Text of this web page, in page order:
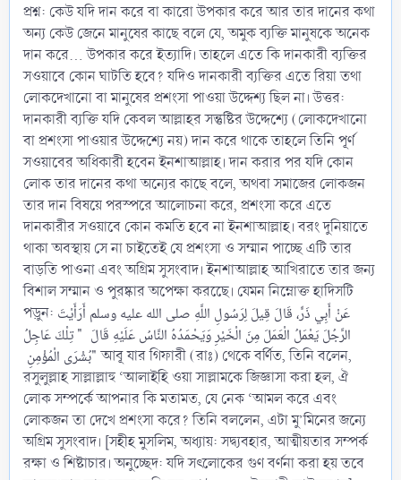
প্রশ্ন: কেউ যদি দান করে বা কারো উপকার করে আর তার দানের কথা
অন্য কেউ জেনে মানুষের কাছে বলে যে, অমুক ব্যক্তি মানুষকে অনেক
দান করে... উপকার করে ইত্যাদি। তাহলে এতে কি দানকারী ব্যক্তির
সওয়াবে কোন ঘাটতি হবে? যদিও দানকারী ব্যক্তির এতে রিয়া তথা
লোকদেখানো বা মানুষের প্রশংসা পাওয়া উদ্দেশ্য ছিল না। উত্তর:
দানকারী ব্যক্তি যদি কেবল আল্লাহর সন্তুষ্টির উদ্দেশ্যে (লোকদেখানো
বা প্রশংসা পাওয়ার উদ্দেশ্যে নয়) দান করে থাকে তাহলে তিনি পূর্ণ
সওয়াবের অধিকারী হবেন ইনশাআল্লাহ। দান করার পর যদি কোন
লোক তার দানের কথা অন্যের কাছে বলে, অথবা সমাজের লোকজন
তার দান বিষয়ে পরস্পরে আলোচনা করে, প্রশংসা করে এতে
দানকারীর সওয়াবে কোন কমতি হবে না ইনশাআল্লাহ। বরং দুনিয়াতে
থাকা অবস্থায় সে না চাইতেই যে প্রশংসা ও সম্মান পাচ্ছে এটি তার
বাড়তি পাওনা এবং অগ্রিম সুসংবাদ। ইনশাআল্লাহ আখিরাতে তার জন্য
বিশাল সম্মান ও পুরষ্কার অপেক্ষা করছেে। যেমন নিম্নোক্ত হাদিসটি
পড়ুন: عَنْ أَبِي ذَرٍّ، قَالَ قِيلَ لِرَسُولِ اللَّهِ صلى الله عليه وسلم أَرَأَيْتَ
الرَّجُلَ يَعْمَلُ الْعَمَلَ مِنَ الْخَيْرِ وَيَحْمَدُهُ النَّاسُ عَلَيْهِ قَالَ ‏ "‏ تِلْكَ عَاجِلُ
بُشْرَى الْمُؤْمِنِ ‏" আবূ যার গিফারী (রাঃ) থেকে বর্ণিত, তিনি বলেন,
রসুলুল্লাহ সাল্লাল্লাহু ‘আলাইহি ওয়া সাল্লামকে জিজ্ঞাসা করা হল, ঐ
লোক সম্পর্কে আপনার কি মতামত, যে নেক ‘আমল করে এবং
লোকজন তা দেখে প্রশংসা করে? তিনি বললেন, এটা মু’মিনের জন্যে
অগ্রিম সুসংবাদ। [সহীহ মুসলিম, অধ্যায়: সদ্ব্যবহার, আত্মীয়তার সম্পর্ক
রক্ষা ও শিষ্টাচার। অনুচ্ছেদ: যদি সৎলোকের গুণ বর্ণনা করা হয় তবে